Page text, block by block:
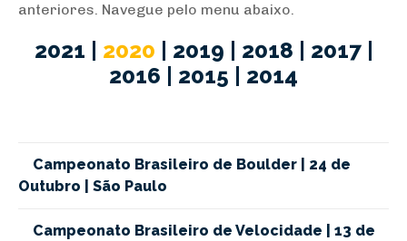
anteriores. Navegue pelo menu abaixo.
2021 2020 2019 2018 2017
2016
2015 2014
Campeonato Brasileiro de Boulder | 24 de
Outubro | São Paulo
Campeonato Brasileiro de Velocidade | 13 de